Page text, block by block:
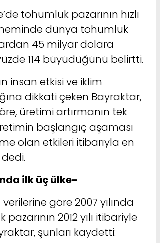
tohumluk pazarının hızlı
dünya tohumluk
45 milyar dolara
114 büyüdüğünü belirtti.
insan etkisi ve iklim
dikkati çeken Bayraktar,
üretimi artırmanın tek
başlangıç aşaması
olan etkileri itibarıyla en
ilk üç ülke-
göre 2007 yılında
2012 yılı itibariyle
şunları kaydetti: